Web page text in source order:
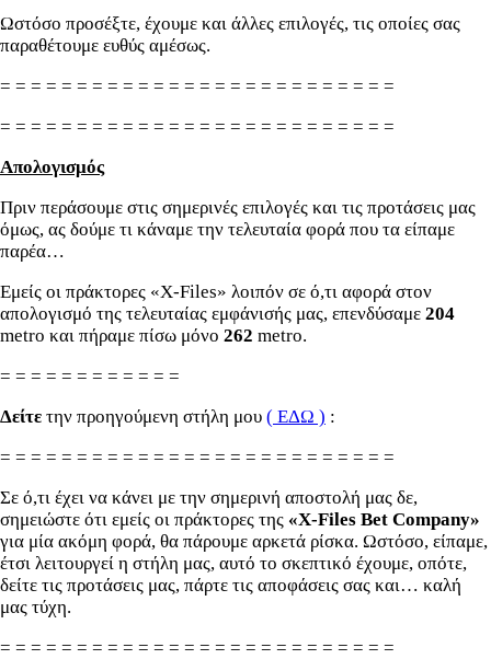
Ωστόσο προσέξτε, έχουμε και άλλες επιλογές, τις οποίες σας
παραθέτουμε ευθύς αμέσως.
= = = = = = = = = = = = = = = = = = = = = = = = = =
= = = = = = = = = = = = = = = = = = = = = = = = = =
Απολογισμός
Πριν περάσουμε στις σημερινές επιλογές και τις προτάσεις μας
όμως, ας δούμε τι κάναμε την τελευταία φορά που τα είπαμε
παρέα…
Εμείς οι πράκτορες «X-Files» λοιπόν σε ό,τι αφορά στον
απολογισμό της τελευταίας εμφάνισής μας, επενδύσαμε 204
metro και πήραμε πίσω μόνο 262 metro.
= = = = = = = = = = = =
Δείτε την προηγούμενη στήλη μου ( ΕΔΩ ) :
= = = = = = = = = = = = = = = = = = = = = = = = = =
Σε ό,τι έχει να κάνει με την σημερινή αποστολή μας δε,
σημειώστε ότι εμείς οι πράκτορες της «X-Files Bet Company»
για μία ακόμη φορά, θα πάρουμε αρκετά ρίσκα. Ωστόσο, είπαμε,
έτσι λειτουργεί η στήλη μας, αυτό το σκεπτικό έχουμε, οπότε,
δείτε τις προτάσεις μας, πάρτε τις αποφάσεις σας και… καλή
μας τύχη.
= = = = = = = = = = = = = = = = = = = = = = = = = =